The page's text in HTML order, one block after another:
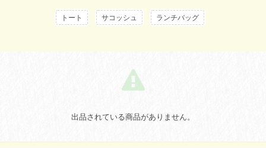
トート サコッシュ ランチバッグ
出品されている商品がありません。